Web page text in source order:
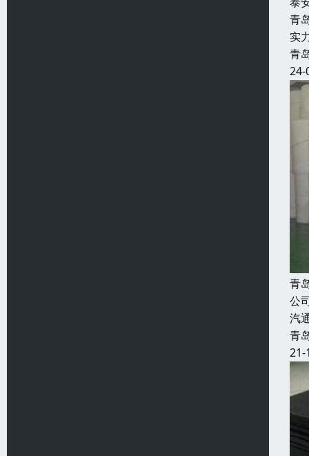
青
实
青
24-
青
公
汽
青
21-